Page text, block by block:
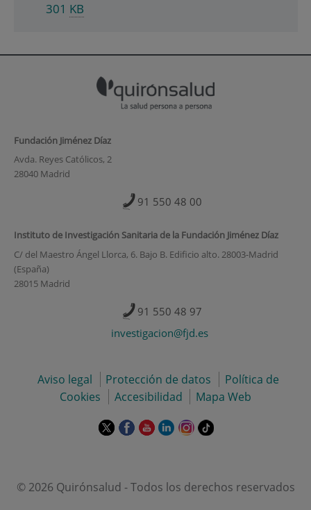
301 KB
Fundación Jiménez Díaz
Avda. Reyes Católicos, 2
28040 Madrid
91 550 48 00
Instituto de Investigación Sanitaria de la Fundación Jiménez Díaz
C/ del Maestro Ángel Llorca, 6. Bajo B. Edificio alto. 28003-Madrid
(España)
28015 Madrid
91 550 48 97
investigacion@fjd.es
Aviso legal Protección de datos
Política de
Cookies
Accesibilidad Mapa Web
Este
en
Este
en
Este
en
Este
en
Este
en
Enlace
externa.
© 2026 Quirónsalud - Todos los derechos reservados